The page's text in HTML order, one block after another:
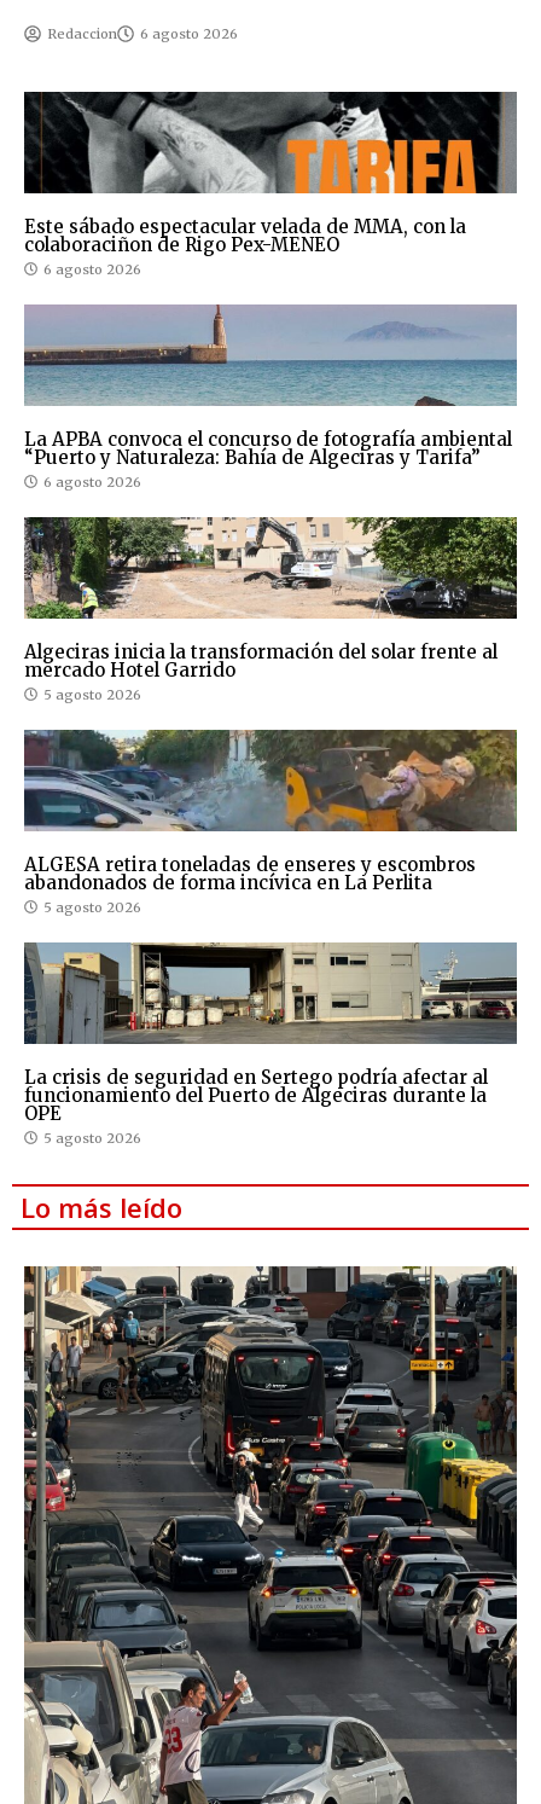
Redaccion 6 agosto 2026
Este sábado espectacular velada de MMA, con la
colaboraciñon de Rigo Pex-MENEO
6 agosto 2026
La APBA convoca el concurso de fotografía ambiental
“Puerto y Naturaleza: Bahía de Algeciras y Tarifa”
6 agosto 2026
Algeciras inicia la transformación del solar frente al
mercado Hotel Garrido
5 agosto 2026
ALGESA retira toneladas de enseres y escombros
abandonados de forma incívica en La Perlita
5 agosto 2026
La crisis de seguridad en Sertego podría afectar al
funcionamiento del Puerto de Algeciras durante la
OPE
5 agosto 2026
Lo más leído